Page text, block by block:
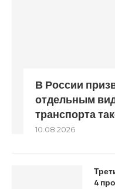
В России
отдельным
транспорта
10.08.2026
4